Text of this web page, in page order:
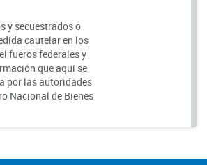
y secuestrados o
cautelar en los
fueros federales y
que aquí se
por las autoridades
Nacional de Bienes